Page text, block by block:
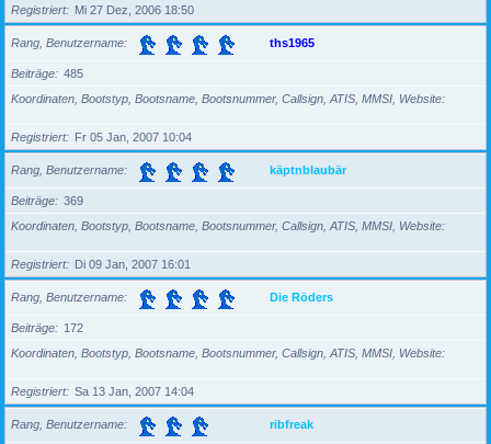
Registriert Mi 27 Dez, 2006 18:50
Rang, Benutzername ths1965
Beiträge
485
Koordinaten, Bootstyp, Bootsname, Bootsnummer, Callsign, ATIS, MMSI, Website
Registriert Fr 05 Jan, 2007 10:04
Rang, Benutzername käptnblaubär
Beiträge
369
Koordinaten, Bootstyp, Bootsname, Bootsnummer, Callsign, ATIS, MMSI, Website
Registriert Di 09 Jan, 2007 16:01
Rang, Benutzername Die Röders
Beiträge
172
Koordinaten, Bootstyp, Bootsname, Bootsnummer, Callsign, ATIS, MMSI, Website
Registriert Sa 13 Jan, 2007 14:04
Rang, Benutzername ribfreak